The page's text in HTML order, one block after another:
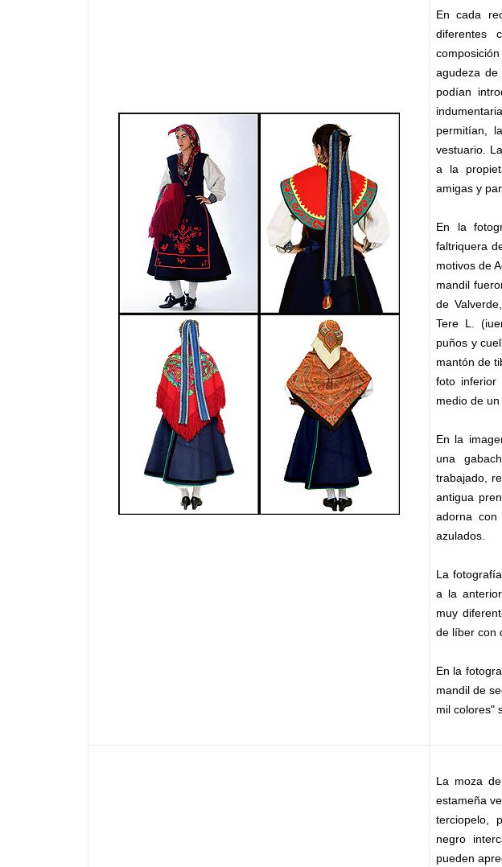
En cada
diferentes
agudeza
podían
permitían,
vestuario.
a la
amigas y
En la
faltriquera
motivos de
mandil
de
Tere L.
puños y
mantón de
foto inferior
medio de
En la
una
trabajado,
antigua
adorna
azulados.
La
a la
muy
de líber con
En la
mandil de
mil colores"
La moza
estameña
terciopelo,
negro
pueden